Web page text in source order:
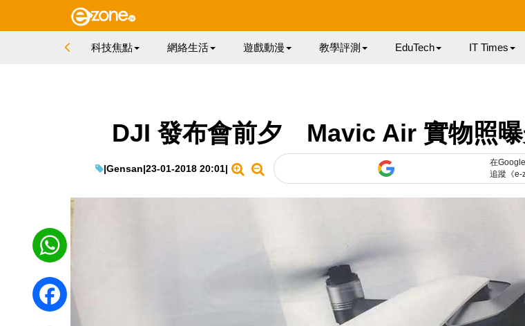
科技焦點 網絡生活 遊戲動漫 教學評測 EduTech IT Times
DJI 發布會前夕 Mavic Air 實物照
|Gensan|23-01-2018 20:01|
在Google
追蹤《e-
WhatsApp